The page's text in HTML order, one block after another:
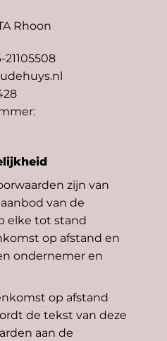
Rhoon
zijn van
van de
elke tot stand
op afstand en
ondernemer en
op afstand
de tekst van deze
aan de